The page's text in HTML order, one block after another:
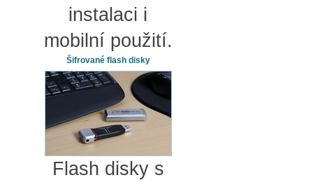
instalaci i
mobilní použití.
Šifrované flash disky
Flash disky s